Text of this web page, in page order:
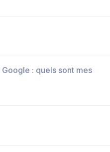
: quels sont mes